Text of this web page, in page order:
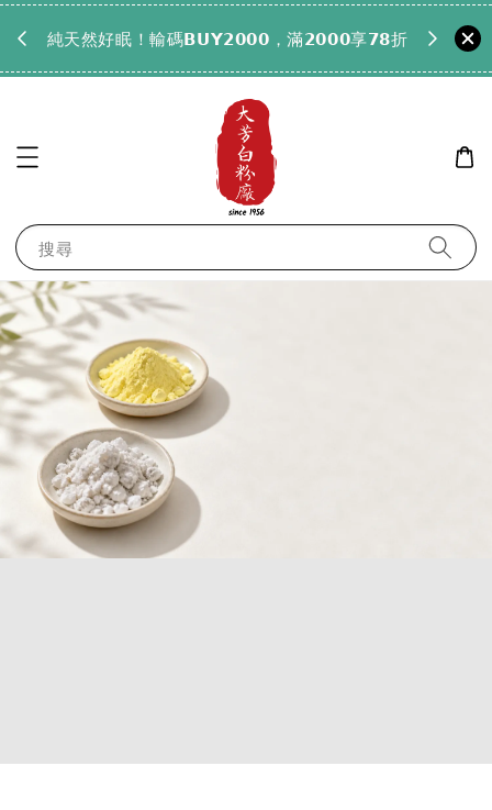
純天然好眠！輸碼𝗕𝗨𝗬𝟮𝟬𝟬𝟬，滿𝟮𝟬𝟬𝟬享𝟳𝟴折
搜尋